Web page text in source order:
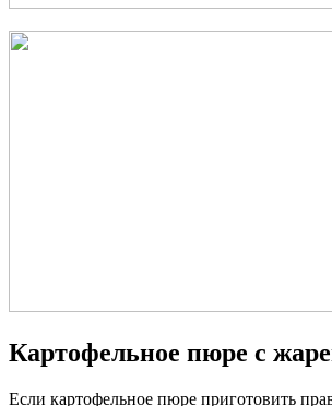
Картофельное пюре с
Если картофельное пюре приготовить